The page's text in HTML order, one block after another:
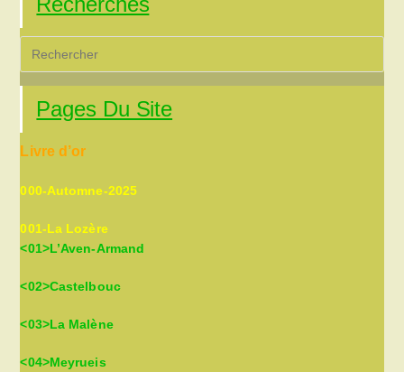
Pages Du Site
Livre d’or
000-Automne-2025
001-La Lozère
<01>L’Aven-Armand
<02>Castelbouc
<03>La Malène
<04>Meyrueis